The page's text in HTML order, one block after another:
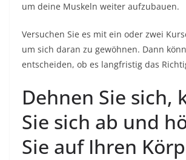
um deine Muskeln weiter aufzubauen.
Versuchen Sie es mit ein oder zwei
um sich daran zu gewöhnen. Dann
entscheiden, ob es langfristig das
Dehnen Sie sich,
Sie sich ab und
Sie auf Ihren